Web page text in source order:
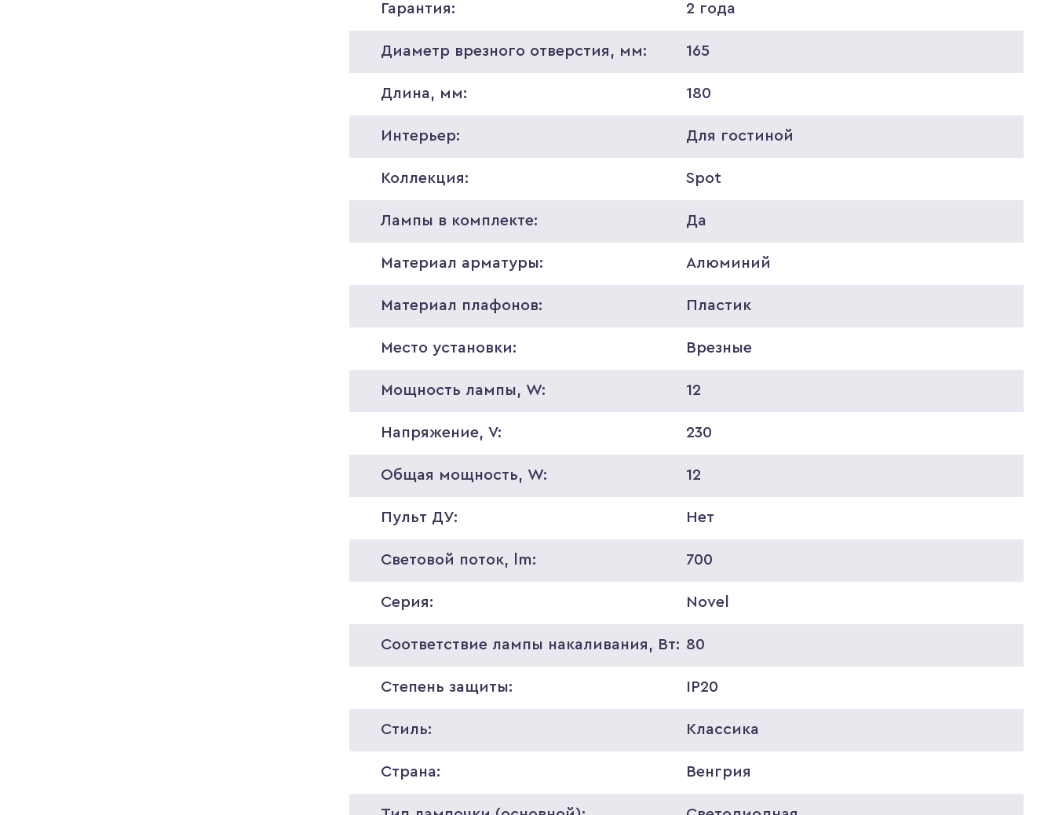
Гарантия: 2 года
Диаметр врезного отверстия, мм: 165
Длина, мм: 180
Интерьер: Для гостиной
Коллекция: Spot
Лампы в комплекте: Да
Материал арматуры: Алюминий
Материал плафонов: Пластик
Место установки: Врезные
Мощность лампы, W: 12
Напряжение, V: 230
Общая мощность, W: 12
Пульт ДУ: Нет
Световой поток, lm: 700
Серия: Novel
Соответствие лампы накаливания, Вт: 80
Степень защиты: IP20
Стиль: Классика
Страна: Венгрия